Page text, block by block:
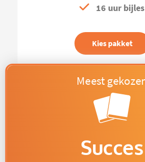
16 uur bijles
Kies pakket
Succes